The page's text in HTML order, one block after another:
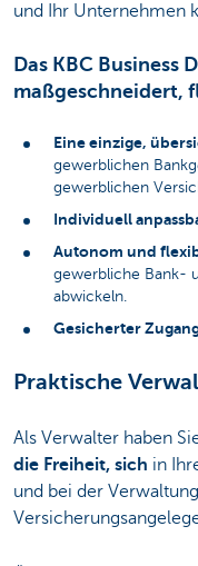
und Ihr Unternehmen
Das KBC Business
maßgeschneidert,
Eine einzige,
gewerblichen
gewerblichen
Individuell
Autonom und
gewerbliche Bank-
abwickeln.
Gesicherter
Praktische
Als Verwalter haben
die Freiheit, sich in
und bei der